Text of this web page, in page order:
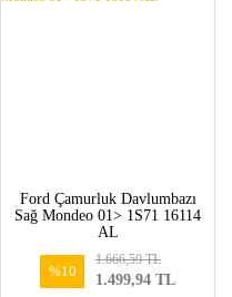
Ford Çamurluk Davlumbazı
Sağ Mondeo 01> 1S71 16114
AL
%10
1.499,94 TL
1.666,59 TL